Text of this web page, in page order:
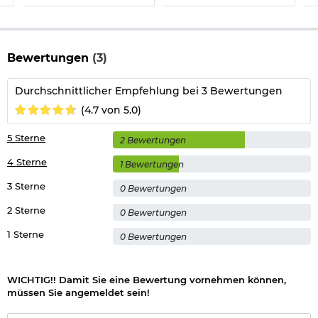
Bewertungen (3)
Durchschnittlicher Empfehlung bei 3 Bewertungen
(4.7 von 5.0)
1 Sterne 0 Bewertungen
2 Sterne 0 Bewertungen
3 Sterne 0 Bewertungen
4 Sterne 1 Bewertungen
5 Sterne 2 Bewertungen
WICHTIG!! Damit Sie eine Bewertung vornehmen können,
müssen Sie angemeldet sein!